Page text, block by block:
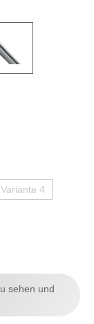
Variante 4
sehen und